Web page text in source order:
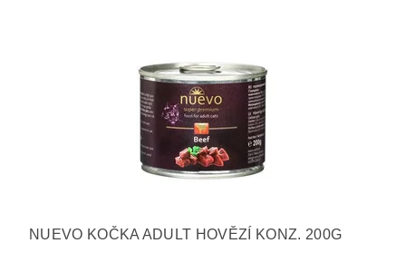
NUEVO KOČKA ADULT HOVĚZÍ KONZ. 200G